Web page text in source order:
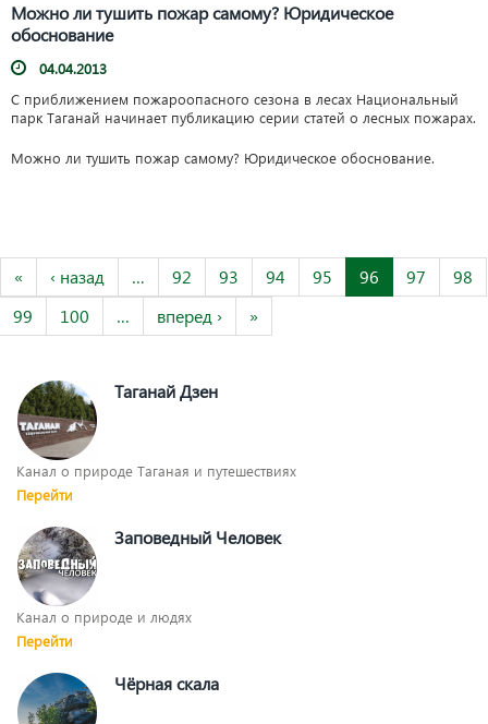
Можно ли тушить пожар самому? Юридическое
обоснование
04.04.2013
С приближением пожароопасного сезона в лесах Национальный
парк Таганай начинает публикацию серии статей о лесных пожарах.
Можно ли тушить пожар самому? Юридическое обоснование.
« ‹ назад … 92 93 94 95 96 97
98
99
100 … вперед › »
Таганай Дзен
Канал о природе Таганая и путешествиях
Перейти
Заповедный Человек
Канал о природе и людях
Перейти
Чёрная скала